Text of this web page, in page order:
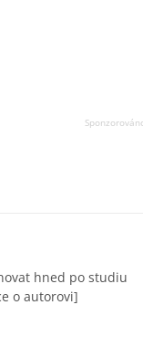
hned po studiu
o autorovi]